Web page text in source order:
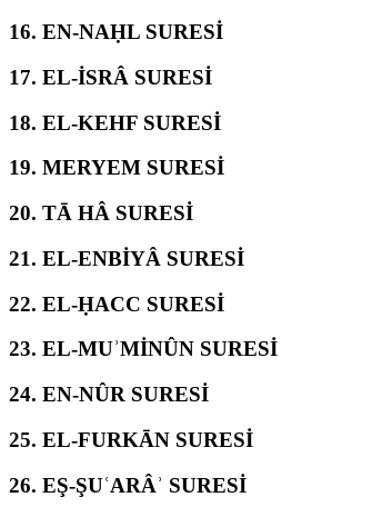
16. EN-NAḤL SURESİ
17. EL-İSRÂ SURESİ
18. EL-KEHF SURESİ
19. MERYEM SURESİ
20. TĀ HÂ SURESİ
21. EL-ENBİYÂ SURESİ
22. EL-ḤACC SURESİ
23. EL-MUʾMİNÛN SURESİ
24. EN-NÛR SURESİ
25. EL-FURKĀN SURESİ
26. EŞ-ŞUʿARÂʾ SURESİ